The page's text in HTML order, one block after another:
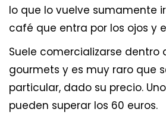
lo que lo vuelve sumamente
café que entra por los ojos y
Suele comercializarse dentro
gourmets y es muy raro que
particular, dado su precio.
pueden superar los 60 euros.